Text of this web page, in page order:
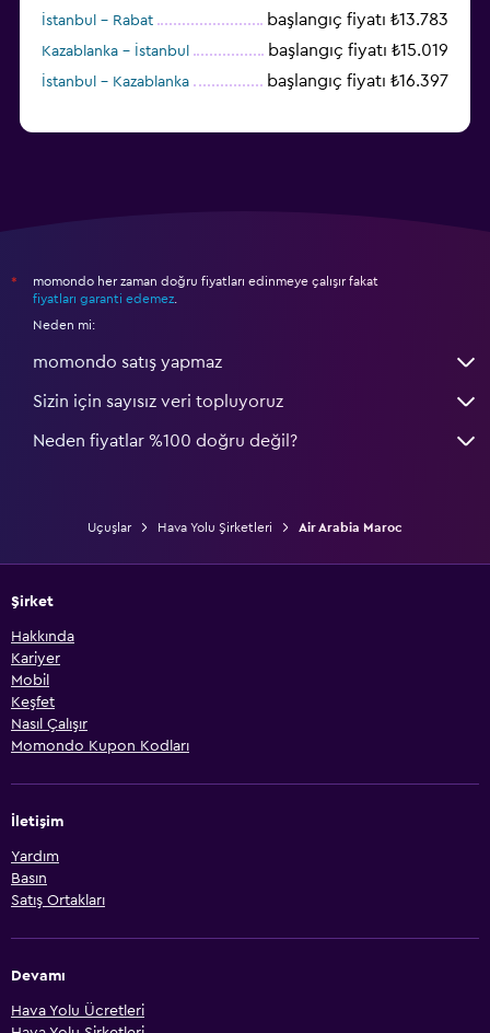
İstanbul - Rabat başlangıç fiyatı ₺13.783
Kazablanka - İstanbul başlangıç fiyatı ₺15.019
İstanbul - Kazablanka başlangıç fiyatı ₺16.397
*
momondo her zaman doğru fiyatları edinmeye çalışır fakat
fiyatları garanti edemez
Neden mi:
momondo satış yapmaz
Sizin için sayısız veri topluyoruz
Neden fiyatlar %100 doğru değil?
Uçuşlar Hava Yolu Şirketleri Air Arabia Maroc
Şirket
Hakkında
Kariyer
Mobil
Keşfet
Nasıl Çalışır
Momondo Kupon Kodları
İletişim
Yardım
Basın
Satış Ortakları
Devamı
Hava Yolu Ücretleri